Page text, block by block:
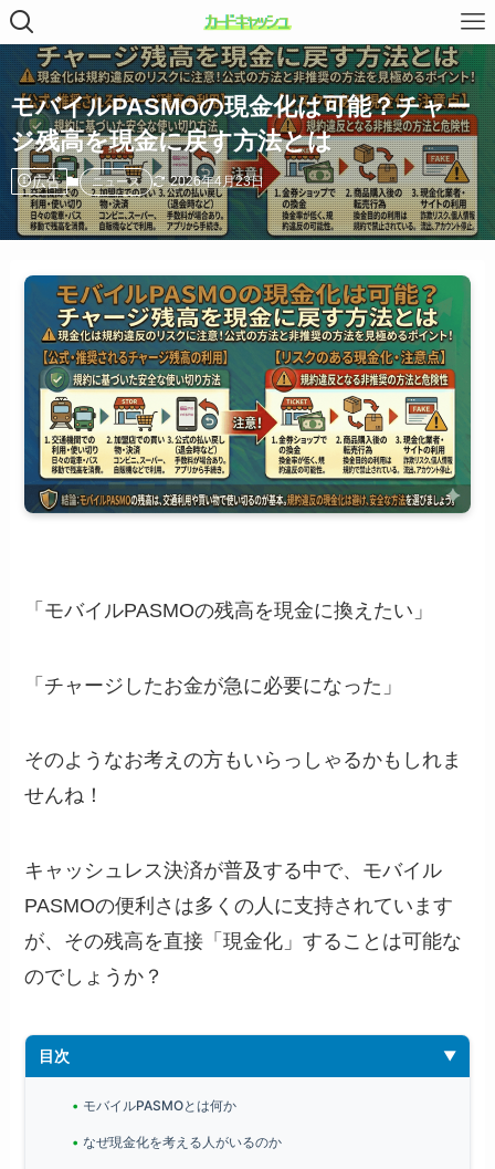
モバイルPASMOの現金化は可能？チャー
ジ残高を現金に戻す方法とは
広告 ニュース 2026年4月23日
「モバイルPASMOの残高を現金に換えたい」
「チャージしたお金が急に必要になった」
そのようなお考えの方もいらっしゃるかもしれま
せんね！
キャッシュレス決済が普及する中で、モバイル
PASMOの便利さは多くの人に支持されています
が、その残高を直接「現金化」することは可能な
のでしょうか？
目次
モバイルPASMOとは何か
なぜ現金化を考える人がいるのか